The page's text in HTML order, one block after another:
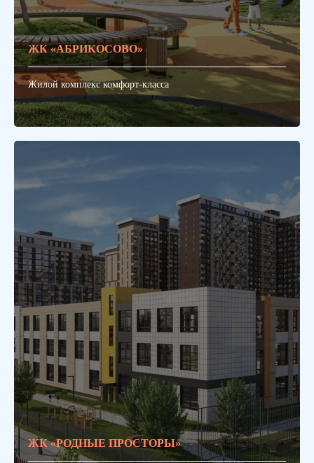
ЖК «АБРИКОСОВО»
Жилой комплекс комфорт-класса
ЖК «РОДНЫЕ ПРОСТОРЫ»